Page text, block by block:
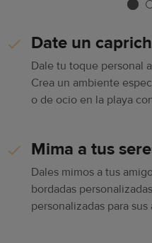
Date un
Dale tu toque personal
Crea un ambiente
o de ocio en la playa
Mima a tus
Dales mimos a tus
bordadas
personalizadas para